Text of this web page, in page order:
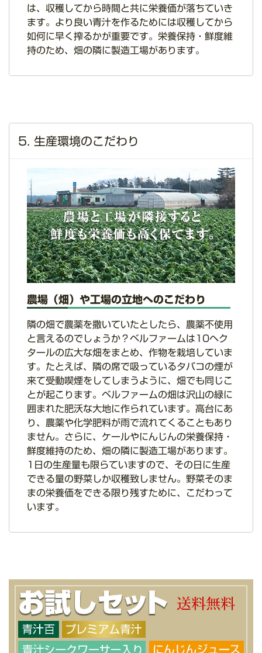
は、収穫してから時間と共に栄養価が落ちていき
ます。より良い青汁を作るためには収穫してから
如何に早く搾るかが重要です。栄養保持・鮮度維
持のため、畑の隣に製造工場があります。
5. 生産環境のこだわり
農場（畑）や工場の立地へのこだわり
隣の畑で農薬を撒いていたとしたら、農薬不使用
と言えるのでしょうか？ベルファームは10ヘク
タールの広大な畑をまとめ、作物を栽培していま
す。たとえば、隣の席で吸っているタバコの煙が
来て受動喫煙をしてしまうように、畑でも同じこ
とが起こります。ベルファームの畑は沢山の緑に
囲まれた肥沃な大地に作られています。高台にあ
り、農薬や化学肥料が雨で流れてくることもあり
ません。さらに、ケールやにんじんの栄養保持・
鮮度維持のため、畑の隣に製造工場があります。
1日の生産量も限らていますので、その日に生産
できる量の野菜しか収穫致しません。野菜そのま
まの栄養価をできる限り残すために、こだわって
います。